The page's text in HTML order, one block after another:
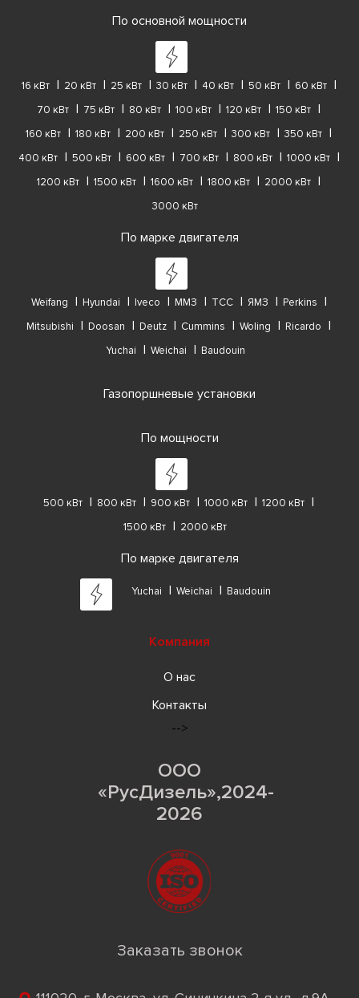
По основной мощности
16 кВт 20 кВт 25 кВт 30 кВт 40 кВт 50 кВт
60 кВт
70 кВт
75 кВт 80 кВт 100 кВт 120 кВт
150 кВт
160 кВт
180 кВт 200 кВт 250 кВт 300 кВт
350 кВт
400 кВт
500 кВт 600 кВт 700 кВт 800 кВт
1000 кВт
1200 кВт
1500 кВт 1600 кВт 1800 кВт
2000 кВт
3000 кВт
По марке двигателя
Weifang Hyundai Iveco ММЗ ТСС ЯМЗ
Perkins
Mitsubishi
Doosan Deutz Cummins Woling
Ricardo
Yuchai
Weichai Baudouin
Газопоршневые установки
По мощности
500 кВт 800 кВт 900 кВт 1000 кВт
1200 кВт
1500 кВт
2000 кВт
По марке двигателя
Yuchai Weichai Baudouin
Компания
О нас
Контакты
-->
ООО
«РусДизель»,2024-
2026
Заказать звонок